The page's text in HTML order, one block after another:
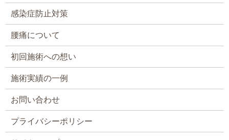
感染症防止対策
腰痛について
初回施術への想い
施術実績の一例
お問い合わせ
プライバシーポリシー